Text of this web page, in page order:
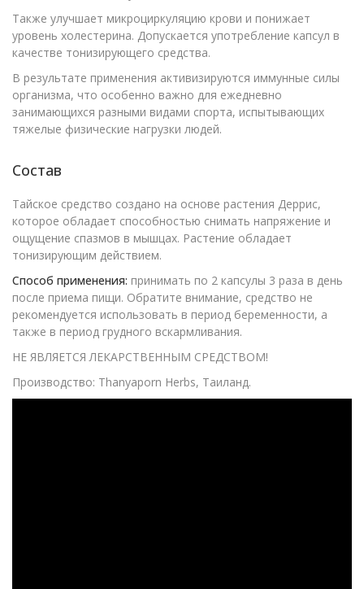
Также улучшает микроциркуляцию крови и понижает
уровень холестерина. Допускается употребление капсул в
качестве тонизирующего средства.
В результате применения активизируются иммунные силы
организма, что особенно важно для ежедневно
занимающихся разными видами спорта, испытывающих
тяжелые физические нагрузки людей.
Состав
Тайское средство создано на основе растения Деррис,
которое обладает способностью снимать напряжение и
ощущение спазмов в мышцах. Растение обладает
тонизирующим действием.
Способ применения: принимать по 2 капсулы 3 раза в день
после приема пищи. Обратите внимание, средство не
рекомендуется использовать в период беременности, а
также в период грудного вскармливания.
НЕ ЯВЛЯЕТСЯ ЛЕКАРСТВЕННЫМ СРЕДСТВОМ!
Производство: Thanyaporn Herbs, Таиланд.